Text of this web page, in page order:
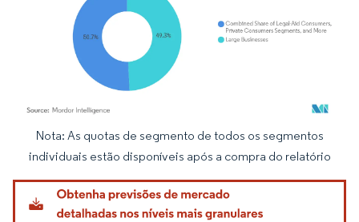
Imagem © Mordor Intelligence. O reuso requer atribuição conforme CC BY 4.0.
Nota: As quotas de segmento de todos os segmentos
individuais estão disponíveis após a compra do relatório